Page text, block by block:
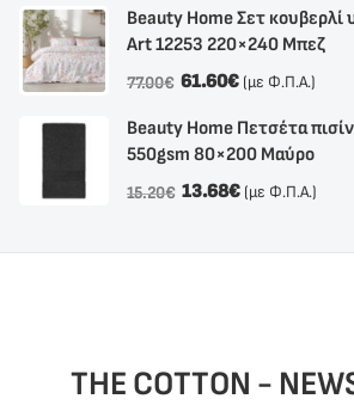
Beauty Home Σετ κουβερλί
Αrt 12253 220×240 Μπεζ
77.00€ 61.60€ (με Φ.Π.Α.)
Beauty Home Πετσέτα
550gsm 80×200 Μαύρο
15.20€ 13.68€ (με Φ.Π.Α.)
THE COTTON -